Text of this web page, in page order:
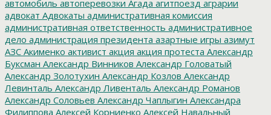
автомобиль автоперевозки Агада агитпоезд аграрии
адвокат Адвокаты административная комиссия
административная ответственность административное
дело администрация президента азартные игры азимут
АЗС Акименко активист акция акция протеста Александр
Буксман Александр Винников Александр Головатый
Александр Золотухин Александр Козлов Александр
Левинталь Александр Ливенталь Александр Романов
Александр Соловьев Александр Чаплыгин Александра
Филиппова Алексей Корниенко Алексей Навальный